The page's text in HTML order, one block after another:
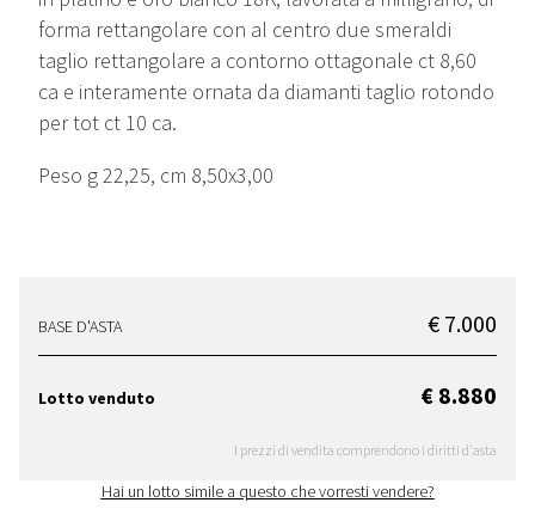
forma rettangolare con al centro due smeraldi
taglio rettangolare a contorno ottagonale ct 8,60
ca e interamente ornata da diamanti taglio rotondo
per tot ct 10 ca.
Peso g 22,25, cm 8,50x3,00
BASE D'ASTA € 7.000
Lotto venduto € 8.880
I prezzi di vendita comprendono i diritti d'asta
Hai un lotto simile a questo che vorresti vendere?